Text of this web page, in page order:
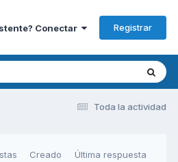
Conectar Registrar
Toda la actividad
Creado Última respuesta